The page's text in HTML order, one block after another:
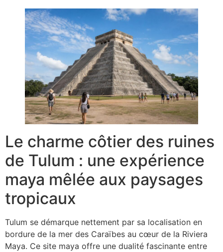
Le charme côtier des ruines
de Tulum : une expérience
maya mêlée aux paysages
tropicaux
Tulum se démarque nettement par sa localisation en
bordure de la mer des Caraïbes au cœur de la Riviera
Maya. Ce site maya offre une dualité fascinante entre